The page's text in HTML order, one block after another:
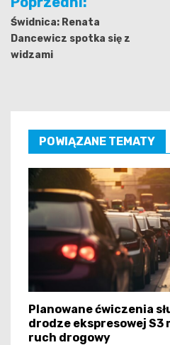
wpisu
Świdnica: Renata
Dancewicz spotka się z
widzami
POWIĄZANE TEMATY
Planowane ćwiczenia
drodze ekspresowej S3
ruch drogowy